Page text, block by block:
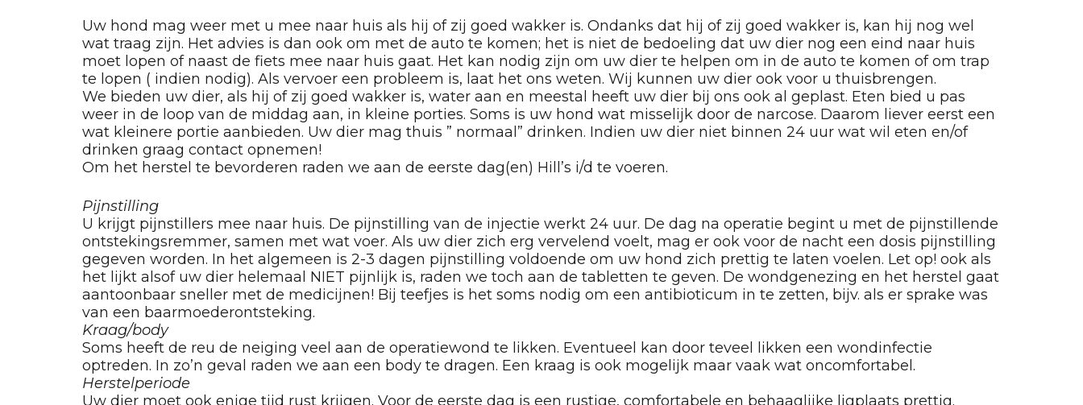
Uw hond mag weer met u mee naar huis als hij of zij goed wakker is. Ondanks dat hij of zij goed wakker is, kan hij nog wel
wat traag zijn. Het advies is dan ook om met de auto te komen; het is niet de bedoeling dat uw dier nog een eind naar huis
moet lopen of naast de fiets mee naar huis gaat. Het kan nodig zijn om uw dier te helpen om in de auto te komen of om trap
te lopen ( indien nodig). Als vervoer een probleem is, laat het ons weten. Wij kunnen uw dier ook voor u thuisbrengen.
We bieden uw dier, als hij of zij goed wakker is, water aan en meestal heeft uw dier bij ons ook al geplast. Eten bied u pas
weer in de loop van de middag aan, in kleine porties. Soms is uw hond wat misselijk door de narcose. Daarom liever eerst een
wat kleinere portie aanbieden. Uw dier mag thuis ” normaal” drinken. Indien uw dier niet binnen 24 uur wat wil eten en/of
drinken graag contact opnemen!
Om het herstel te bevorderen raden we aan de eerste dag(en) Hill’s i/d te voeren.
Pijnstilling
U krijgt pijnstillers mee naar huis. De pijnstilling van de injectie werkt 24 uur. De dag na operatie begint u met de pijnstillende
ontstekingsremmer, samen met wat voer. Als uw dier zich erg vervelend voelt, mag er ook voor de nacht een dosis pijnstilling
gegeven worden. In het algemeen is 2-3 dagen pijnstilling voldoende om uw hond zich prettig te laten voelen. Let op! ook als
het lijkt alsof uw dier helemaal NIET pijnlijk is, raden we toch aan de tabletten te geven. De wondgenezing en het herstel gaat
aantoonbaar sneller met de medicijnen! Bij teefjes is het soms nodig om een antibioticum in te zetten, bijv. als er sprake was
van een baarmoederontsteking.
Kraag/body
Soms heeft de reu de neiging veel aan de operatiewond te likken. Eventueel kan door teveel likken een wondinfectie
optreden. In zo’n geval raden we aan een body te dragen. Een kraag is ook mogelijk maar vaak wat oncomfortabel.
Herstelperiode
Uw dier moet ook enige tijd rust krijgen. Voor de eerste dag is een rustige, comfortabele en behaaglijke ligplaats prettig.